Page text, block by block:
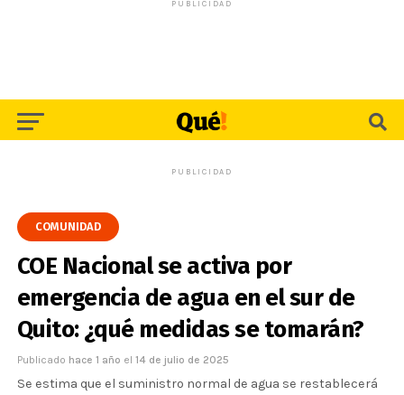
PUBLICIDAD
PUBLICIDAD
COMUNIDAD
COE Nacional se activa por
emergencia de agua en el sur de
Quito: ¿qué medidas se tomarán?
Publicado hace 1 año el 14 de julio de 2025
Se estima que el suministro normal de agua se restablecerá